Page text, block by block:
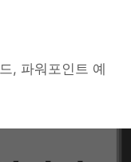
, 파워포인트 예